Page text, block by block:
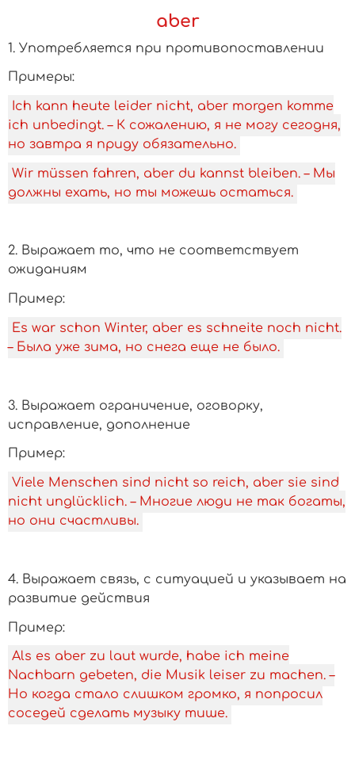
aber
1. Употребляется при противопоставлении
Примеры:
Ich kann heute leider nicht, aber morgen komme
ich unbedingt. – К сожалению, я не могу сегодня,
но завтра я приду обязательно.
Wir müssen fahren, aber du kannst bleiben. – Мы
должны ехать, но ты можешь остаться.
2. Выражает то, что не соответствует
ожиданиям
­Пример:
Es war schon Winter, aber es schneite noch nicht.
– Была уже зима, но снега еще не было.
3. Выражает ограничение, оговорку,
исправление, дополнение
­Пример:
Viele Menschen sind nicht so reich, aber sie sind
nicht unglücklich. – Многие люди не так богаты,
но они счастливы.
4. Выражает связь, с ситуацией и указывает на
развитие действия
­Пример:
Als es aber zu laut wurde, habe ich meine
Nachbarn gebeten, die Musik leiser zu machen. –
Но когда стало слишком громко, я попросил
соседей сделать музыку тише.